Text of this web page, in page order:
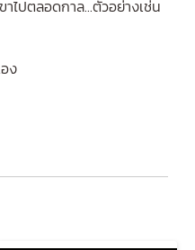
ไปตลอดกาล...ตัวอย่างเช่น
ง